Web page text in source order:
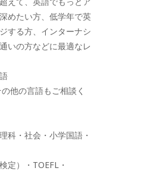
めたい方、低学年で英
する方、インターナシ
いの方などに最適なレ
の言語もご相談く
科・社会・小学国語・
定）・TOEFL・